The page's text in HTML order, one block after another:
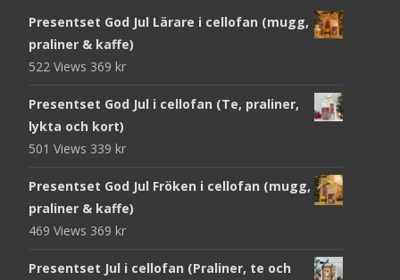
Presentset God Jul Lärare i cellofan (mugg,
praliner & kaffe)
522 Views 369 kr
Presentset God Jul i cellofan (Te, praliner,
lykta och kort)
501 Views 339 kr
Presentset God Jul Fröken i cellofan (mugg,
praliner & kaffe)
469 Views 369 kr
Presentset Jul i cellofan (Praliner, te och